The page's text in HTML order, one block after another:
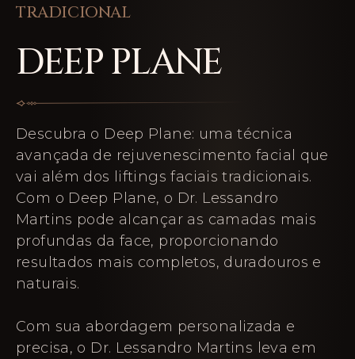
TRADICIONAL
DEEP PLANE
Descubra o Deep Plane: uma técnica
avançada de rejuvenescimento facial que
vai além dos liftings faciais tradicionais.
Com o Deep Plane, o Dr. Lessandro
Martins pode alcançar as camadas mais
profundas da face, proporcionando
resultados mais completos, duradouros e
naturais.
Com sua abordagem personalizada e
precisa, o Dr. Lessandro Martins leva em